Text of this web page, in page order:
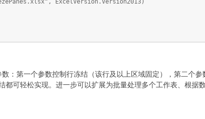
ExcelVersion.Version2013)
数：第一个参数控制行冻结（该行及以上区域固定），第二个
都可轻松实现。进一步可以扩展为批量处理多个工作表、根据